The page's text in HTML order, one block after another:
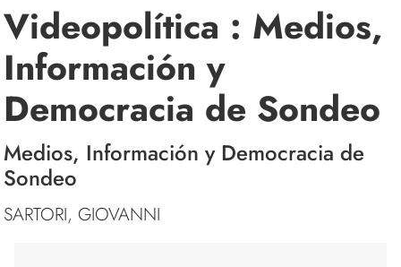
Videopolítica : Medios,
Información y
Democracia de Sondeo
Medios, Información y Democracia de
Sondeo
SARTORI, GIOVANNI